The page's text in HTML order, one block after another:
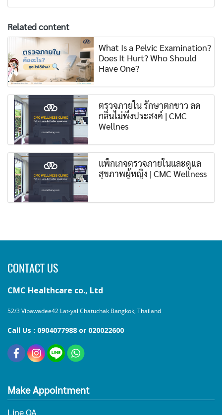
Related content
What Is a Pelvic Examination?
Does It Hurt? Who Should
Have One?
ตรวจภายใน รักษาตกขาว ลด
กลิ่นไม่พึงประสงค์ | CMC
Wellnes
แพ็กเกจตรวจภายในและดูแล
สุขภาพผู้หญิง | CMC Wellness
CONTACT US
CMC Healthcare co., Ltd
52/3 Vipawadee42 Lat-yal Chatuchak Bangkok, Thailand
Call Us : 0904077988 or 020022600
Make Appointment
Line OA